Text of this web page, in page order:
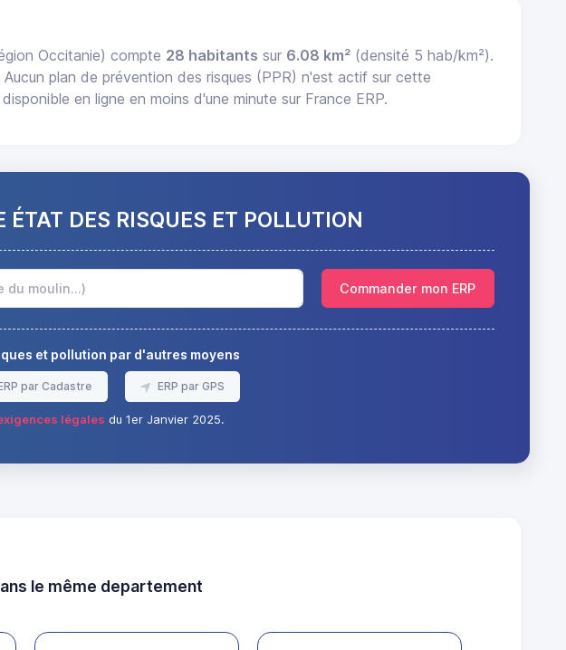
Occitanie) compte 28 habitants sur 6.08 km² (densité 5 hab/km²).
Aucun plan de prévention des risques (PPR) n'est actif sur cette
en ligne en moins d'une minute sur France ERP.
DES RISQUES ET POLLUTION
Commander mon ERP
et pollution par d'autres moyens
par Cadastre ERP par GPS
légales du 1er Janvier 2025.
le même departement